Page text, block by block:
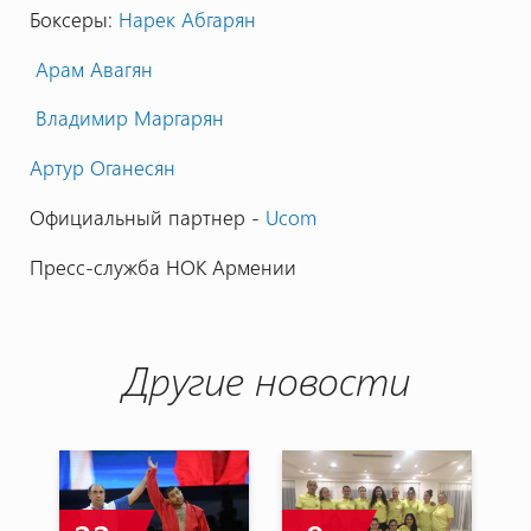
Боксеры: Нарек Абгарян
Арам Авагян
Владимир Маргарян
Артур Оганесян
Официальный партнер - Ucom
Пресс-служба НОК Армении
Другие новости